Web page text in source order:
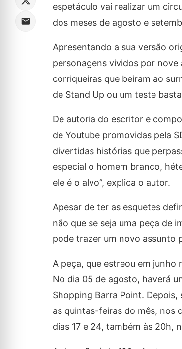
espetáculo vai realizar um
dos meses de agosto e
Apresentando a sua versão
personagens vividos por nove
corriqueiras que beiram ao
de Stand Up ou um teste
De autoria do escritor e
de Youtube promovidas pela
divertidas histórias que
especial o homem branco,
ele é o alvo”, explica o autor.
Apesar de ter as esquetes
não que se seja uma peça de
pode trazer um novo assunto
A peça, que estreou em
No dia 05 de agosto, haverá
Shopping Barra Point.
as quintas-feiras do mês, nos
dias 17 e 24, também às 20h,